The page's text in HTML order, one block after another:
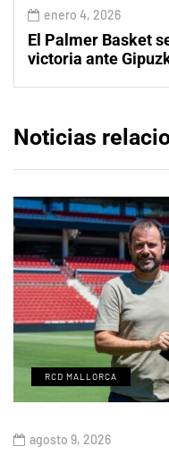
enero 4, 2026
El Palmer Basket
victoria ante
Noticias
RCD MALLORCA
agosto 9, 2026